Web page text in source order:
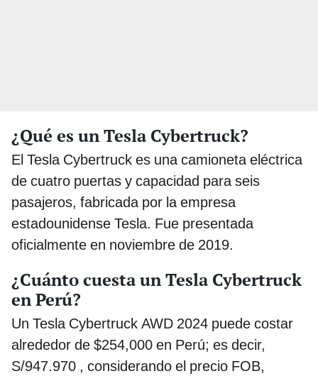
¿Qué es un Tesla Cybertruck?
El Tesla Cybertruck es una camioneta eléctrica
de cuatro puertas y capacidad para seis
pasajeros, fabricada por la empresa
estadounidense Tesla. Fue presentada
oficialmente en noviembre de 2019.
¿Cuánto cuesta un Tesla Cybertruck
en Perú?
Un Tesla Cybertruck AWD 2024 puede costar
alrededor de $254,000 en Perú; es decir,
S/947.970 , considerando el precio FOB,